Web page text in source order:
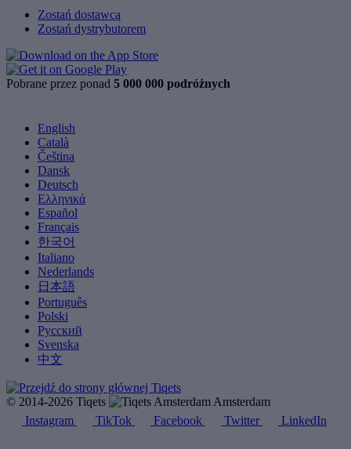
Zostań dostawcą
Zostań dystrybutorem
Pobrane przez ponad 5 000 000 podróżnych
English
Català
Čeština
Dansk
Deutsch
Ελληνικά
Español
Français
한국어
Italiano
Nederlands
日本語
Português
Polski
Русский
Svenska
中文
© 2014-2026 Tiqets
Amsterdam
Instagram
TikTok Facebook Twitter LinkedIn